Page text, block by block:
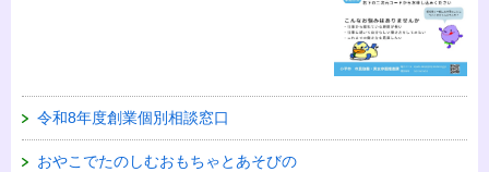
令和8年度創業個別相談窓口
おやこでたのしむおもちゃとあそびの